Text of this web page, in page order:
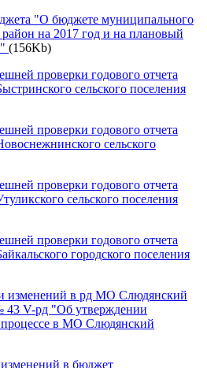
"О бюджете муниципального
на 2017 год и на плановый
(156Kb)
проверки годового отчета
сельского поселения
проверки годового отчета
сельского
проверки годового отчета
сельского поселения
проверки годового отчета
городского поселения
изменений в рд МО Слюдянский
43 V-рд "Об утверждении
в МО Слюдянский
в бюджет